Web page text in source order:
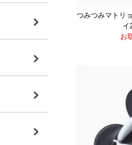
つみつみマトリ
イ
お